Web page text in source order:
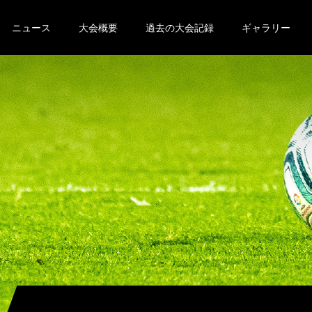
ニュース 大会概要 過去の大会記録 ギャラリー